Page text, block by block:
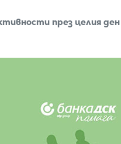
през целия ден